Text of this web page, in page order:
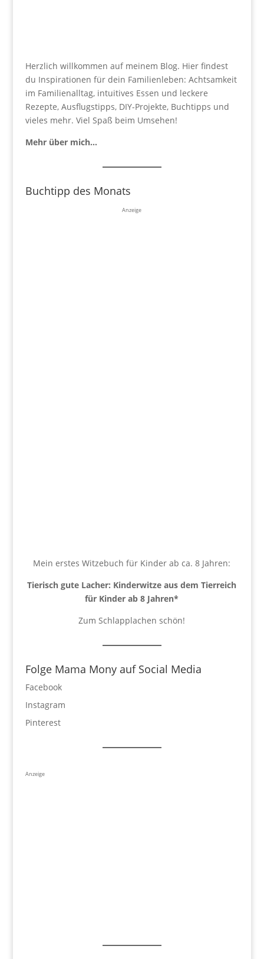
Herzlich willkommen auf meinem Blog. Hier findest
du Inspirationen für dein Familienleben: Achtsamkeit
im Familienalltag, intuitives Essen und leckere
Rezepte, Ausflugstipps, DIY-Projekte, Buchtipps und
vieles mehr. Viel Spaß beim Umsehen!
Mehr über mich…
Buchtipp des Monats
Anzeige
Mein erstes Witzebuch für Kinder ab ca. 8 Jahren:
Tierisch gute Lacher: Kinderwitze aus dem Tierreich
für Kinder ab 8 Jahren*
Zum Schlapplachen schön!
Folge Mama Mony auf Social Media
Facebook
Instagram
Pinterest
Anzeige